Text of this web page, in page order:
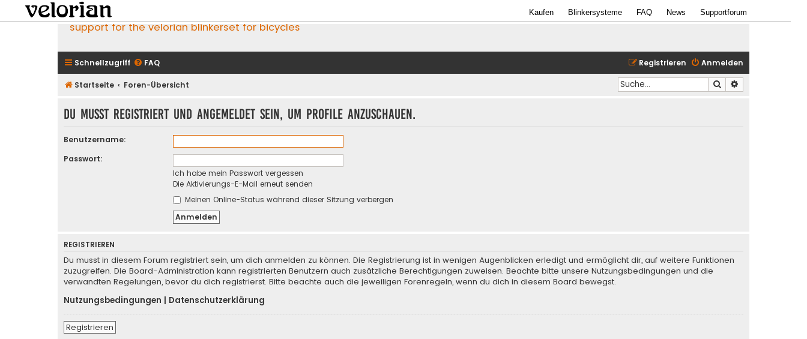
Kaufen Blinkersysteme FAQ News Supportforum
support for the velorian blinkerset for bicycles
Schnellzugriff FAQ Anmelden
Registrieren
Startseite Foren-Übersicht Suche
Du musst registriert und angemeldet sein, um Profile anzuschauen.
Benutzername:
Passwort:
Ich habe mein Passwort vergessen
Die Aktivierungs-E-Mail erneut senden
Meinen Online-Status während dieser Sitzung verbergen
REGISTRIEREN
Du musst in diesem Forum registriert sein, um dich anmelden zu können. Die Registrierung ist in wenigen Augenblicken erledigt und ermöglicht dir, auf weitere Funktionen
zuzugreifen. Die Board-Administration kann registrierten Benutzern auch zusätzliche Berechtigungen zuweisen. Beachte bitte unsere Nutzungsbedingungen und die
verwandten Regelungen, bevor du dich registrierst. Bitte beachte auch die jeweiligen Forenregeln, wenn du dich in diesem Board bewegst.
Nutzungsbedingungen | Datenschutzerklärung
Registrieren